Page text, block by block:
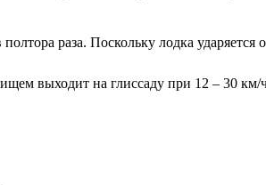
раза. Поскольку лодка ударяется
выходит на глиссаду при 12 – 30